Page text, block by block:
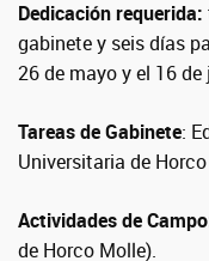
Dedicación requerida:
gabinete y seis días
26 de mayo y el 16 de
Tareas de Gabinete:
Universitaria de
Actividades de
de Horco Molle).